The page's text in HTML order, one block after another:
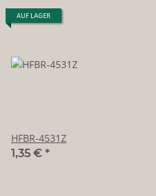
AUF LAGER
HFBR-4531Z
1,35 € *